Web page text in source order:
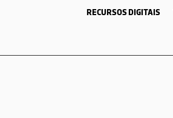
RECURSOS DIGITAIS